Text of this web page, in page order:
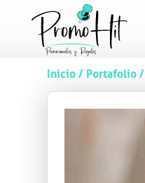
Inicio/ Portafolio/